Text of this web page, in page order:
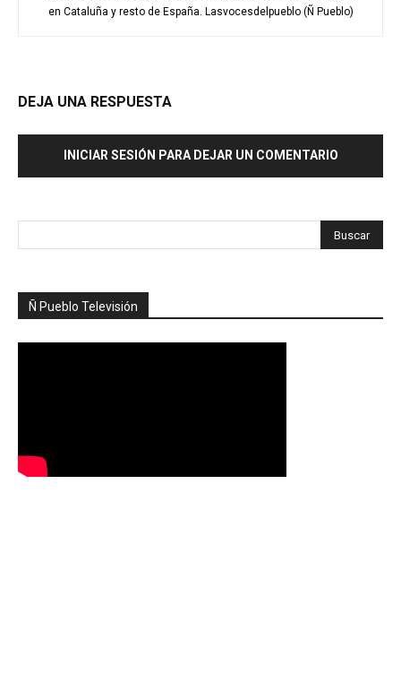
en Cataluña y resto de España. Lasvocesdelpueblo (Ñ Pueblo)
DEJA UNA RESPUESTA
INICIAR SESIÓN PARA DEJAR UN COMENTARIO
Ñ Pueblo Televisión